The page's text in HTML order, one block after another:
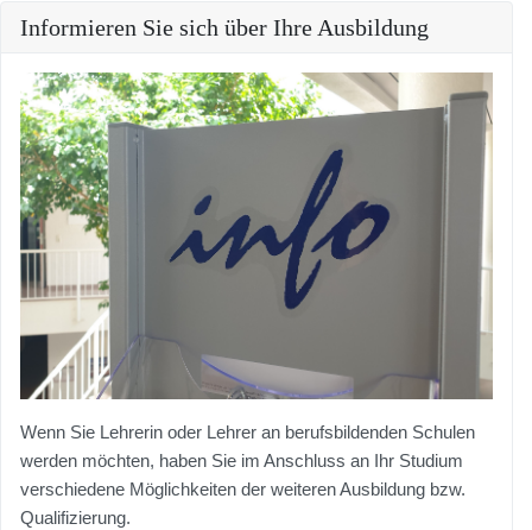
Informieren Sie sich über Ihre Ausbildung
Wenn Sie Lehrerin oder Lehrer an berufsbildenden Schulen
werden möchten, haben Sie im Anschluss an Ihr Studium
verschiedene Möglichkeiten der weiteren Ausbildung bzw.
Qualifizierung.